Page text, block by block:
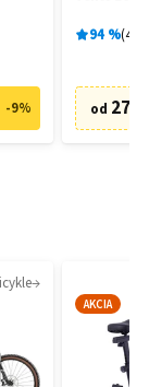
-9%
94% 4
od
AKCIA